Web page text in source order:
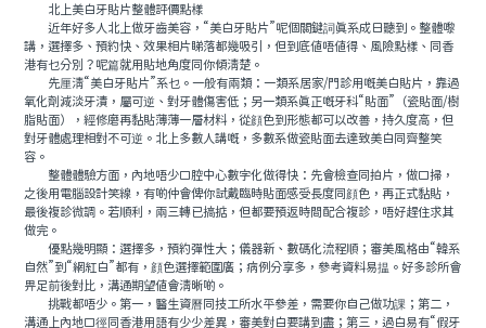
北上美白牙貼片整體評價點樣
近年好多人北上做牙齒美容，“美白牙貼片”呢個關鍵詞真系成日聽到。整體嚟
講，選擇多、預約快、效果相片睇落都幾吸引，但到底值唔值得、風險點樣、同香
港有乜分別？呢篇就用貼地角度同你傾清楚。
先厘清“美白牙貼片”系乜。一般有兩類：一類系居家/門診用嘅美白貼片，靠過
氧化劑減淡牙漬，屬可逆、對牙體傷害低；另一類系真正嘅牙科“貼面”（瓷貼面/樹
脂貼面），經修磨再黏貼薄薄一層材料，從顔色到形態都可以改善，持久度高，但
對牙體處理相對不可逆。北上多數人講嘅，多數系做瓷貼面去達致美白同齊整笑
容。
整體體驗方面，內地唔少口腔中心數字化做得快：先會檢查同拍片，做口掃，
之後用電腦設計笑線，有啲仲會俾你試戴臨時貼面感受長度同顔色，再正式黏貼，
最後複診微調。若順利，兩三轉已搞掂，但都要預返時間配合複診，唔好趕住求其
做完。
優點幾明顯：選擇多，預約彈性大；儀器新、數碼化流程順；審美風格由“韓系
自然”到“網紅白”都有，顔色選擇範圍廣；病例分享多，參考資料易揾。好多診所會
畀足前後對比，溝通期望值會清晰啲。
挑戰都唔少。第一，醫生資曆同技工所水平參差，需要你自己做功課；第二，
溝通上內地口徑同香港用語有少少差異，審美對白要講到盡；第三，過白易有“假牙